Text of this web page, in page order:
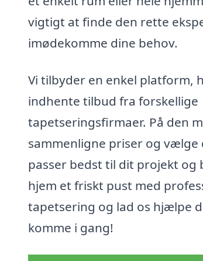
vigtigt at finde den rette
imødekomme dine behov.
Vi tilbyder en enkel platform,
indhente tilbud fra forskellige
tapetseringsfirmaer. På den
sammenligne priser og
passer bedst til dit projekt og
hjem et friskt pust med
tapetsering og lad os hjælpe
komme i gang!